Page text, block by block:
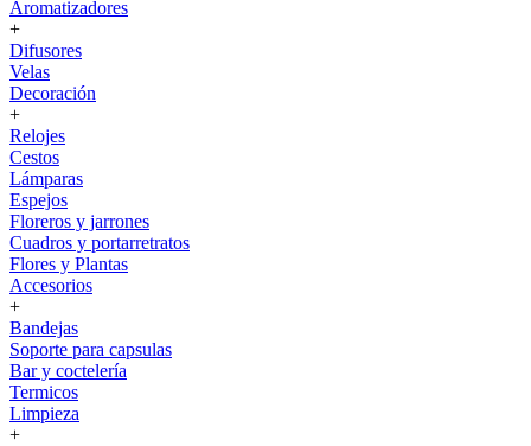
Aromatizadores
+
Difusores
Velas
Decoración
+
Relojes
Cestos
Lámparas
Espejos
Floreros y jarrones
Cuadros y portarretratos
Flores y Plantas
Accesorios
+
Bandejas
Soporte para capsulas
Bar y coctelería
Termicos
Limpieza
+